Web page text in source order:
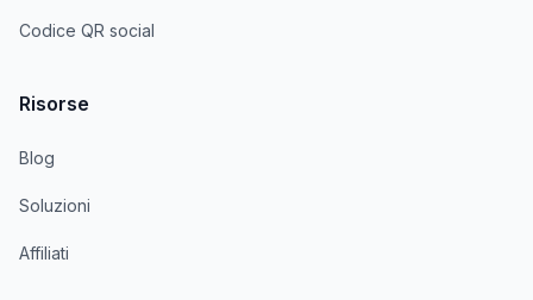
Codice QR social
Risorse
Blog
Soluzioni
Affiliati